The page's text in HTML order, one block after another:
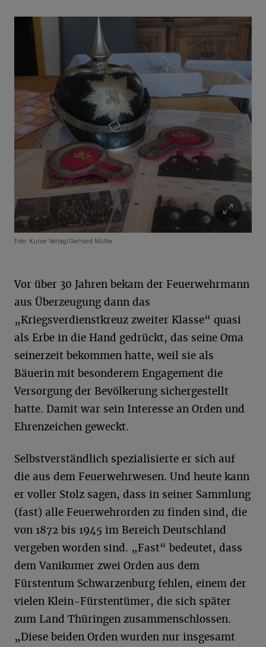
Foto: Kurier Verlag/Gerhard Müller
Vor über 30 Jahren bekam der Feuerwehrmann
aus Überzeugung dann das
„Kriegsverdienstkreuz zweiter Klasse“ quasi
als Erbe in die Hand gedrückt, das seine Oma
seinerzeit bekommen hatte, weil sie als
Bäuerin mit besonderem Engagement die
Versorgung der Bevölkerung sichergestellt
hatte. Damit war sein Interesse an Orden und
Ehrenzeichen geweckt.
Selbstverständlich spezialisierte er sich auf
die aus dem Feuerwehrwesen. Und heute kann
er voller Stolz sagen, dass in seiner Sammlung
(fast) alle Feuerwehrorden zu finden sind, die
von 1872 bis 1945 im Bereich Deutschland
vergeben worden sind. „Fast“ bedeutet, dass
dem Vanikumer zwei Orden aus dem
Fürstentum Schwarzenburg fehlen, einem der
vielen Klein-Fürstentümer, die sich später
zum Land Thüringen zusammenschlossen.
„Diese beiden Orden wurden nur insgesamt